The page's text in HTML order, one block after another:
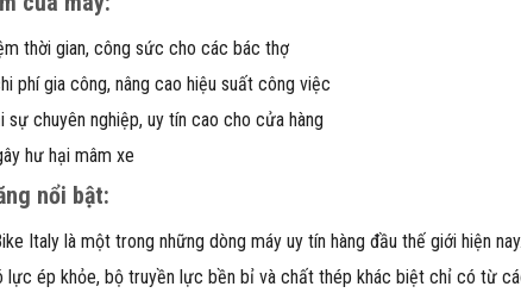
thời gian, công sức cho các bác thợ
phí gia công, nâng cao hiệu suất công việc
sự chuyên nghiệp, uy tín cao cho cửa hàng
hư hại mâm xe
nổi bật:
Italy là một trong những dòng máy uy tín hàng đầu thế giới hiện nay.
lực ép khỏe, bộ truyền lực bền bỉ và chất thép khác biệt chỉ có từ